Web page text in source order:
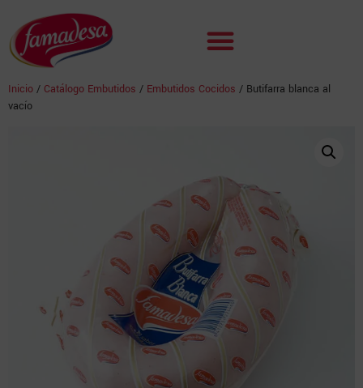
Inicio / Catálogo Embutidos / Embutidos Cocidos / Butifarra blanca al
vacío